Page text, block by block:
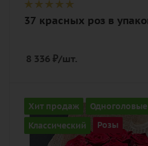
37 красных роз в
8 336 ₽/шт.
Хит продаж
Одноголовые
Классический
Розы
Количество
37